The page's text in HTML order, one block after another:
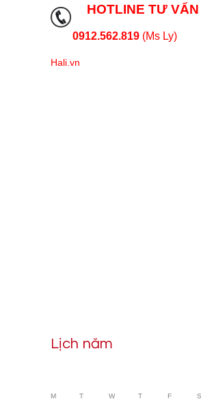
HOTLINE TƯ VẤN
0912.562.819 (Ms Ly)
Hali.vn
Lịch năm
M T W T F S